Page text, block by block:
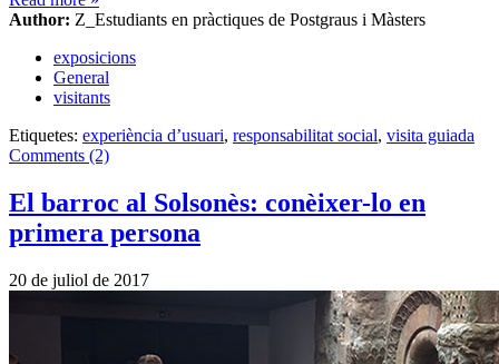
Author: Z_Estudiants en pràctiques de Postgraus i Màsters
exposicions
General
visitants
Etiquetes: experiència d’usuari, responsabilitat social, visita guiada
Comments (2)
El barroc al Solsonès: conèixer-lo en
primera persona
20 de juliol de 2017